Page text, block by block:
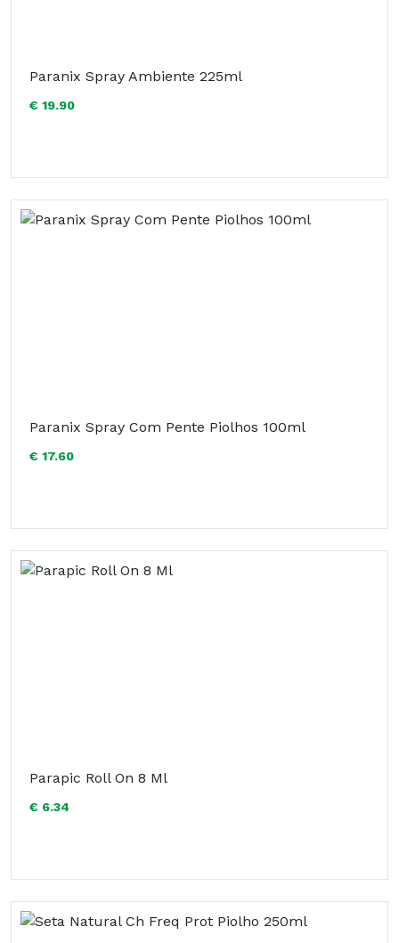
Paranix Spray Ambiente 225ml
€ 19.90
Paranix Spray Com Pente Piolhos 100ml
€ 17.60
Parapic Roll On 8 Ml
€ 6.34